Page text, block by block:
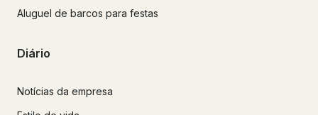
Aluguel de barcos para festas
Diário
Notícias da empresa